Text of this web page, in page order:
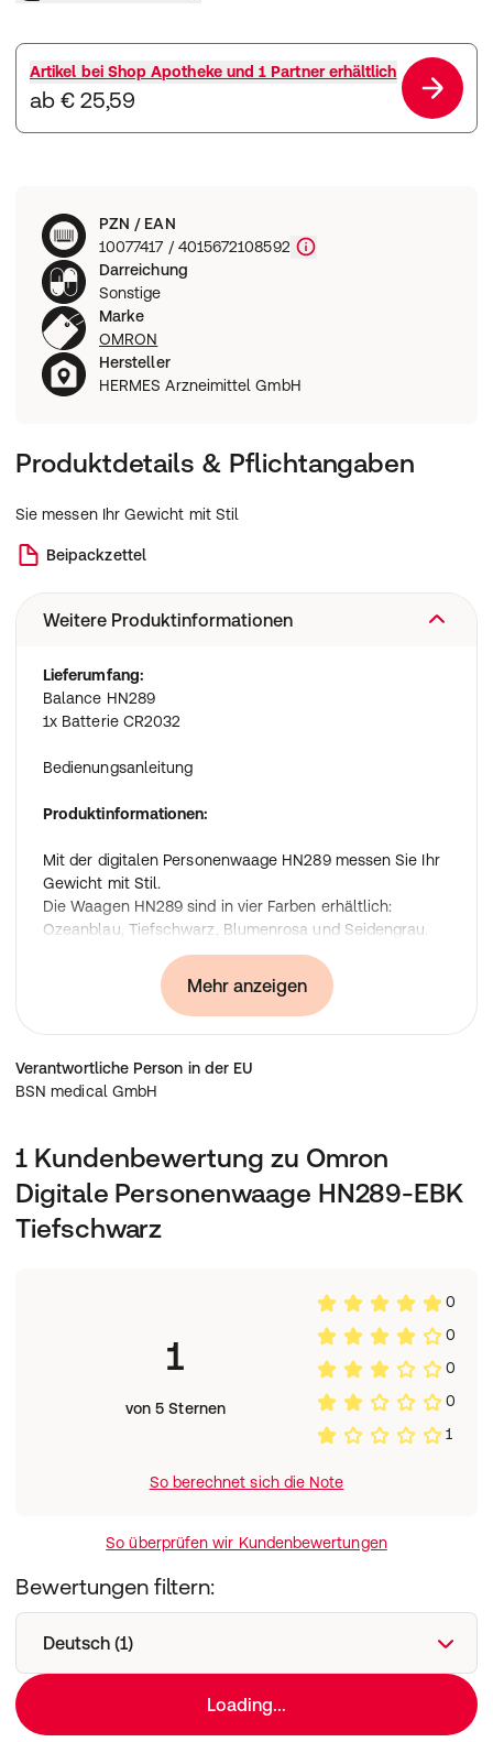
Artikel bei Shop Apotheke und 1 Partnererhältlich
ab € 25,59
PZN / EAN
10077417 / 4015672108592
Darreichung
Sonstige
Marke
OMRON
Hersteller
HERMES Arzneimittel GmbH
Produktdetails & Pflichtangaben
Sie messen Ihr Gewicht mit Stil
Beipackzettel
Weitere Produktinformationen
Lieferumfang:
Balance HN289
1x Batterie CR2032
Bedienungsanleitung
Produktinformationen:
Mit der digitalen Personenwaage HN289 messen Sie Ihr
Gewicht mit Stil.
Die Waagen HN289 sind in vier Farben erhältlich:
Ozeanblau, Tiefschwarz, Blumenrosa und Seidengrau.
Die Waagen HN289 sind in vier Farben erhältlich:
Ozeanblau, Tiefschwarz, Blumenrosa und Seidengrau.
HN-289-EB, HN-289-EBK, HN-289-ESL, HN-289-EPK
Genauigkeit des Gewichts: 5 kg bis 150 kg: ±(1 %+0,1 kg)
Ein-/Ausschalttechnologie: Automatische
Ein-/Ausschaltung
Mehr anzeigen
Verantwortliche Person in der EU
BSN medical GmbH
1 Kundenbewertung zu Omron
Digitale Personenwaage HN289-EBK
Tiefschwarz
1
von 5 Sternen
0
0
0
0
1
So berechnet sich die Note
So überprüfen wir Kundenbewertungen
Bewertungen filtern:
Deutsch (1)
Loading...